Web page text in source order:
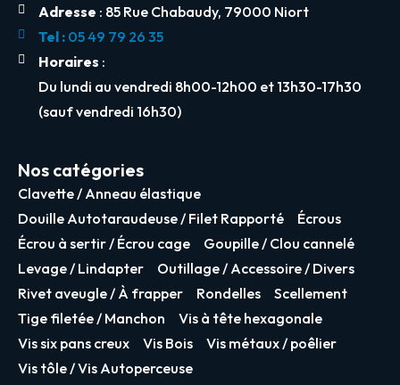
Adresse : 85 Rue Chabaudy, 79000 Niort
Tel :05 49 79 26 35
Horaires :
Du lundi au vendredi 8h00-12h00 et 13h30-17h30
(sauf vendredi 16h30)
Nos catégories
Clavette / Anneau élastique
Douille Autotaraudeuse / Filet Rapporté
Écrous
Écrou à sertir / Écrou cage
Goupille / Clou cannelé
Levage / Lindapter
Outillage / Accessoire / Divers
Rivet aveugle / À frapper
Rondelles
Scellement
Tige filetée / Manchon
Vis à tête hexagonale
Vis six pans creux
Vis Bois
Vis métaux / poêlier
Vis tôle / Vis Autoperceuse